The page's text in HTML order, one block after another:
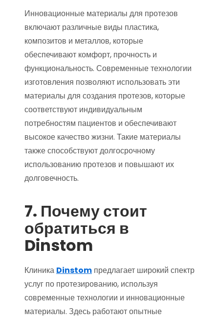
Инновационные материалы для протезов
включают различные виды пластика,
композитов и металлов, которые
обеспечивают комфорт, прочность и
функциональность. Современные технологии
изготовления позволяют использовать эти
материалы для создания протезов, которые
соответствуют индивидуальным
потребностям пациентов и обеспечивают
высокое качество жизни. Такие материалы
также способствуют долгосрочному
использованию протезов и повышают их
долговечность.
7. Почему стоит
обратиться в
Dinstom
Клиника Dinstom предлагает широкий спектр
услуг по протезированию, используя
современные технологии и инновационные
материалы. Здесь работают опытные